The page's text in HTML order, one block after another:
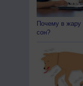
Почему в жару
сон?